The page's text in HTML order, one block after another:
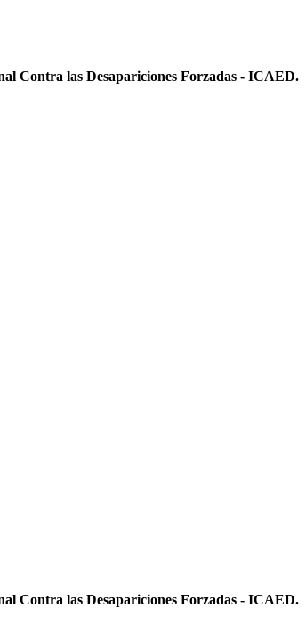
Contra las Desapariciones Forzadas - ICAED.
Contra las Desapariciones Forzadas - ICAED.